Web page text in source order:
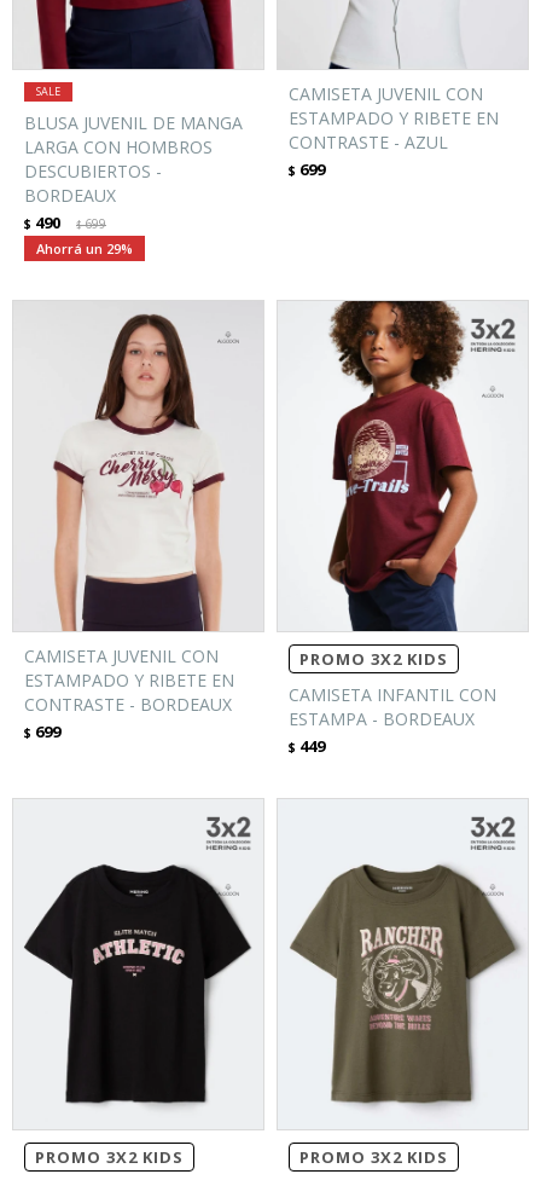
BLUSA JUVENIL DE MANGA
LARGA CON HOMBROS
DESCUBIERTOS -
BORDEAUX
$ 490 $699
29
CAMISETA JUVENIL CON
ESTAMPADO Y RIBETE EN
CONTRASTE - AZUL
$ 699
CAMISETA JUVENIL CON
ESTAMPADO Y RIBETE EN
CONTRASTE - BORDEAUX
$ 699
PROMO 3X2 KIDS
CAMISETA INFANTIL CON
ESTAMPA - BORDEAUX
$ 449
PROMO 3X2 KIDS PROMO 3X2 KIDS